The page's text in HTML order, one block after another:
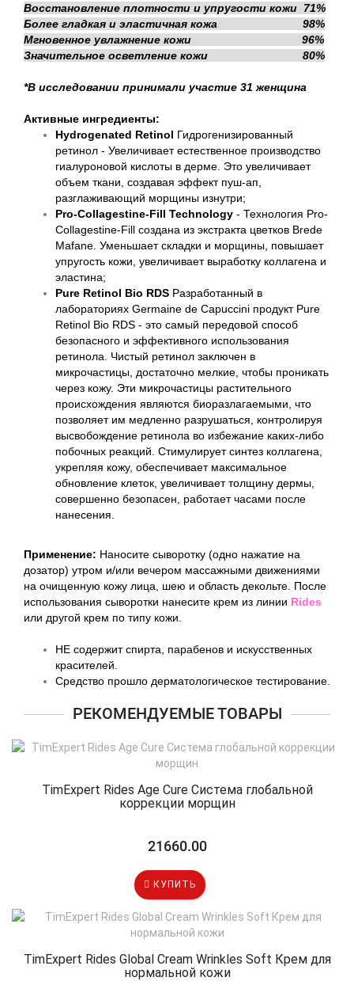
Восстановление плотности и упругости кожи 71%
Более гладкая и эластичная кожа 98%
Мгновенное увлажнение кожи 96%
Значительное осветление кожи 80%
*В исследовании принимали участие 31 женщина
Активные ингредиенты:
Hydrogenated Retinol Гидрогенизированный
ретинол - Увеличивает естественное производство
гиалуроновой кислоты в дерме. Это увеличивает
объем ткани, создавая эффект пуш-ап,
разглаживающий морщины изнутри;
Pro-Collagestine-Fill Technology - Технология Pro-
Collagestine-Fill создана из экстракта цветков Brede
Mafane. Уменьшает складки и морщины, повышает
упругость кожи, увеличивает выработку коллагена и
эластина;
Pure Retinol Bio RDS Разработанный в
лабораториях Germaine de Capuccini продукт Pure
Retinol Bio RDS - это самый передовой способ
безопасного и эффективного использования
ретинола. Чистый ретинол заключен в
микрочастицы, достаточно мелкие, чтобы проникать
через кожу. Эти микрочастицы растительного
происхождения являются биоразлагаемыми, что
позволяет им медленно разрушаться, контролируя
высвобождение ретинола во избежание каких-либо
побочных реакций. Стимулирует синтез коллагена,
укрепляя кожу, обеспечивает максимальное
обновление клеток, увеличивает толщину дермы,
совершенно безопасен, работает часами после
нанесения.
Применение: Наносите сыворотку (одно нажатие на
дозатор) утром и/или вечером массажными движениями
на очищенную кожу лица, шею и область декольте. После
использования сыворотки нанесите крем из линии Rides
или другой крем по типу кожи.
НЕ содержит спирта, парабенов и искусcтвенных
красителей.
Средство прошло дерматологическое тестирование.
РЕКОМЕНДУЕМЫЕ ТОВАРЫ
TimExpert Rides Age Cure Система глобальной
коррекции морщин
21660.00
КУПИТЬ
TimExpert Rides Global Cream Wrinkles Soft Крем для
нормальной кожи